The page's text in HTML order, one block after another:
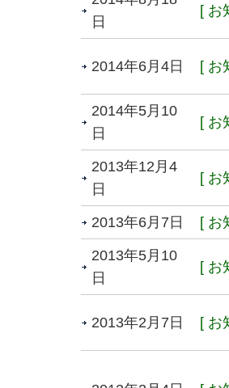
日
[ お
2014年6月4日 [ お
2014年5月10
日
[ お
2013年12月4
日
[ お
2013年6月7日 [ お
2013年5月10
日
[ お
2013年2月7日 [ お